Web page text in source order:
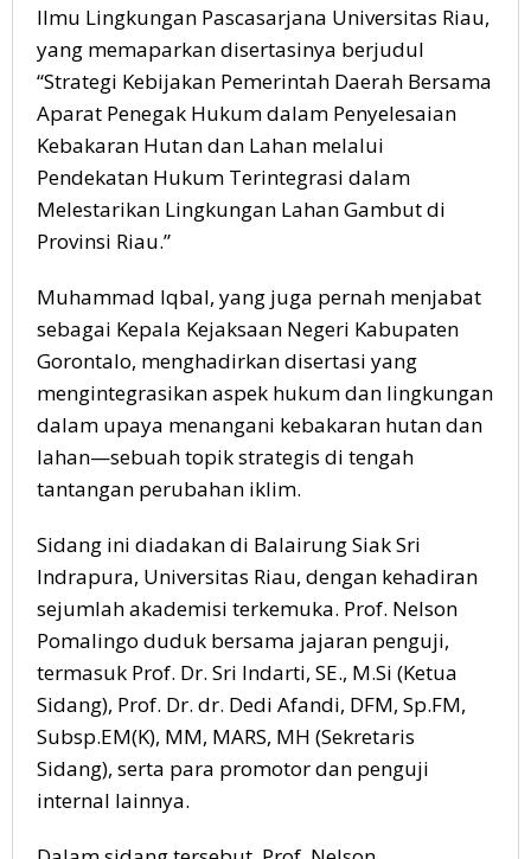
Ilmu Lingkungan Pascasarjana Universitas Riau,
yang memaparkan disertasinya berjudul
“Strategi Kebijakan Pemerintah Daerah Bersama
Aparat Penegak Hukum dalam Penyelesaian
Kebakaran Hutan dan Lahan melalui
Pendekatan Hukum Terintegrasi dalam
Melestarikan Lingkungan Lahan Gambut di
Provinsi Riau.”
Muhammad Iqbal, yang juga pernah menjabat
sebagai Kepala Kejaksaan Negeri Kabupaten
Gorontalo, menghadirkan disertasi yang
mengintegrasikan aspek hukum dan lingkungan
dalam upaya menangani kebakaran hutan dan
lahan—sebuah topik strategis di tengah
tantangan perubahan iklim.
Sidang ini diadakan di Balairung Siak Sri
Indrapura, Universitas Riau, dengan kehadiran
sejumlah akademisi terkemuka. Prof. Nelson
Pomalingo duduk bersama jajaran penguji,
termasuk Prof. Dr. Sri Indarti, SE., M.Si (Ketua
Sidang), Prof. Dr. dr. Dedi Afandi, DFM, Sp.FM,
Subsp.EM(K), MM, MARS, MH (Sekretaris
Sidang), serta para promotor dan penguji
internal lainnya.